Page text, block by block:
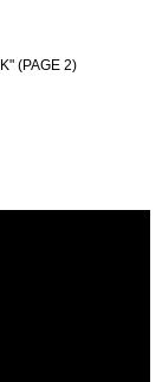
(PAGE 2)